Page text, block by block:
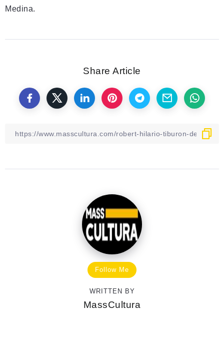
Medina.
Share Article
Follow Me
WRITTEN BY
MassCultura